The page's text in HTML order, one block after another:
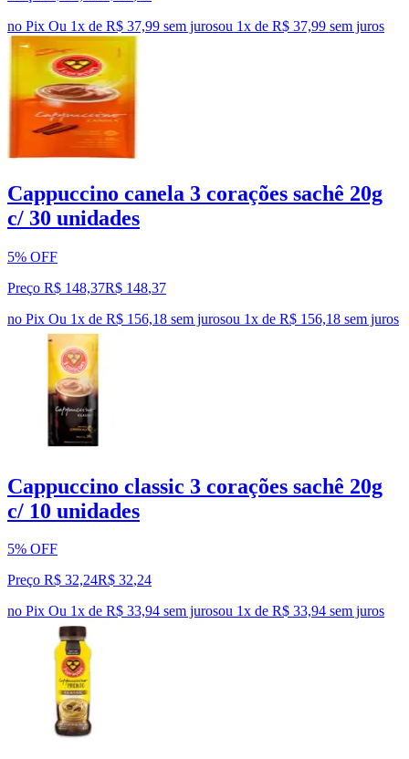
no Pix Ou 1x de R$ 37,99 sem jurosou 1x de R$ 37,99 sem juros
Cappuccino canela 3 corações sachê 20g
c/ 30 unidades
5% OFF
Preço R$ 148,37R$ 148,37
no Pix Ou 1x de R$ 156,18 sem jurosou 1x de R$ 156,18 sem juros
Cappuccino classic 3 corações sachê 20g
c/ 10 unidades
5% OFF
Preço R$ 32,24R$ 32,24
no Pix Ou 1x de R$ 33,94 sem jurosou 1x de R$ 33,94 sem juros